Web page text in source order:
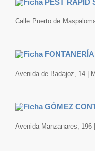
Calle Puerto de
Avenida de Badajoz, 14 |
Avenida Manzanares, 196